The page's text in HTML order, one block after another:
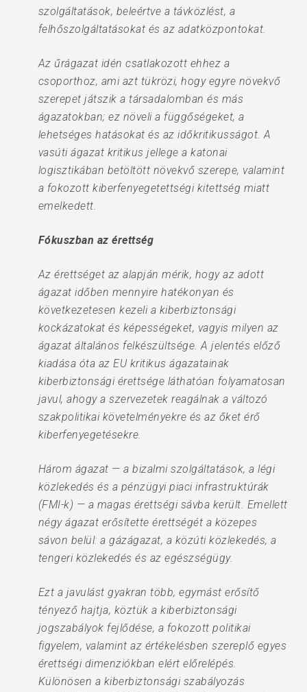
szolgáltatások, beleértve a távközlést, a
felhőszolgáltatásokat és az adatközpontokat.
Az űrágazat idén csatlakozott ehhez a
csoporthoz, ami azt tükrözi, hogy egyre növekvő
szerepet játszik a társadalomban és más
ágazatokban; ez növeli a függőségeket, a
lehetséges hatásokat és az időkritikusságot. A
vasúti ágazat kritikus jellege a katonai
logisztikában betöltött növekvő szerepe, valamint
a fokozott kiberfenyegetettségi kitettség miatt
emelkedett.
Fókuszban az érettség
Az érettséget az alapján mérik, hogy az adott
ágazat időben mennyire hatékonyan és
következetesen kezeli a kiberbiztonsági
kockázatokat és képességeket, vagyis milyen az
ágazat általános felkészültsége. A jelentés előző
kiadása óta az EU kritikus ágazatainak
kiberbiztonsági érettsége láthatóan folyamatosan
javul, ahogy a szervezetek reagálnak a változó
szakpolitikai követelményekre és az őket érő
kiberfenyegetésekre.
Három ágazat — a bizalmi szolgáltatások, a légi
közlekedés és a pénzügyi piaci infrastruktúrák
(FMI-k) — a magas érettségi sávba került. Emellett
négy ágazat erősítette érettségét a közepes
sávon belül: a gázágazat, a közúti közlekedés, a
tengeri közlekedés és az egészségügy.
Ezt a javulást gyakran több, egymást erősítő
tényező hajtja, köztük a kiberbiztonsági
jogszabályok fejlődése, a fokozott politikai
figyelem, valamint az értékelésben szereplő egyes
érettségi dimenziókban elért előrelépés.
Különösen a kiberbiztonsági szabályozás